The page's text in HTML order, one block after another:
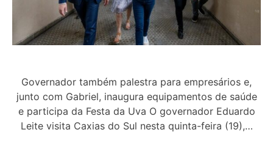
Governador também palestra para empresários e,
junto com Gabriel, inaugura equipamentos de saúde
e participa da Festa da Uva O governador Eduardo
Leite visita Caxias do Sul nesta quinta-feira (19),…